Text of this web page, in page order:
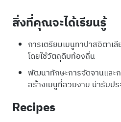
สิ่งที่คุณจะได้เรียนรู้
การเตรียมเมนูทาปาสอิตาเ
โดยใช้วัตถุดิบท้องถิ่น
พัฒนาทักษะการจัดจานและ
สร้างเมนูที่สวยงาม น่ารับป
Recipes